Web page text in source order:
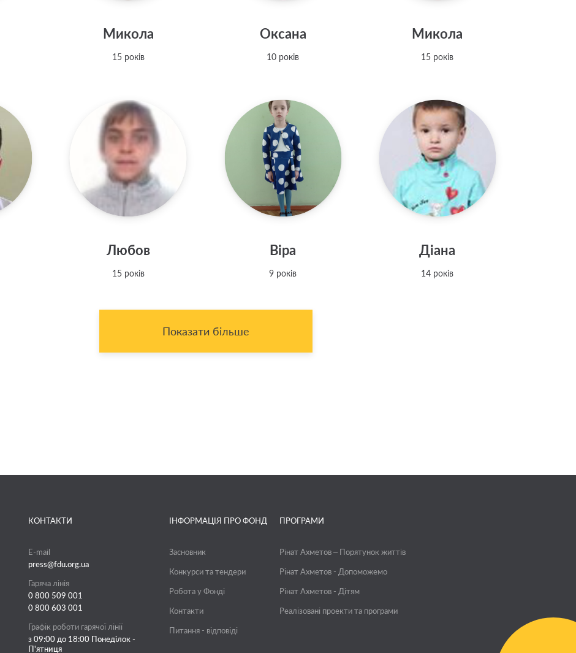
Микола
15 років
Оксана
10 років
Микола
15 років
Любов
15 років
Віра
9 років
Діана
14 років
Показати більше
КОНТАКТИ
E-mail
press@fdu.org.ua
Гаряча лінія
0 800 509 001
0 800 603 001
Графік роботи гарячої лінії
з 09:00 до 18:00 Понеділок -
П'ятниця
ІНФОРМАЦІЯ ПРО ФОНД
Засновник
Конкурси та тендери
Робота у Фонді
Контакти
Питання - відповіді
ПРОГРАМИ
Рінат Ахметов – Порятунок життів
Рінат Ахметов - Допоможемо
Рінат Ахметов - Дітям
Реалізовані проекти та програми